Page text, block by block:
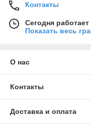
Контакты
Сегодня
Показать весь
О нас
Контакты
Доставка и оплата